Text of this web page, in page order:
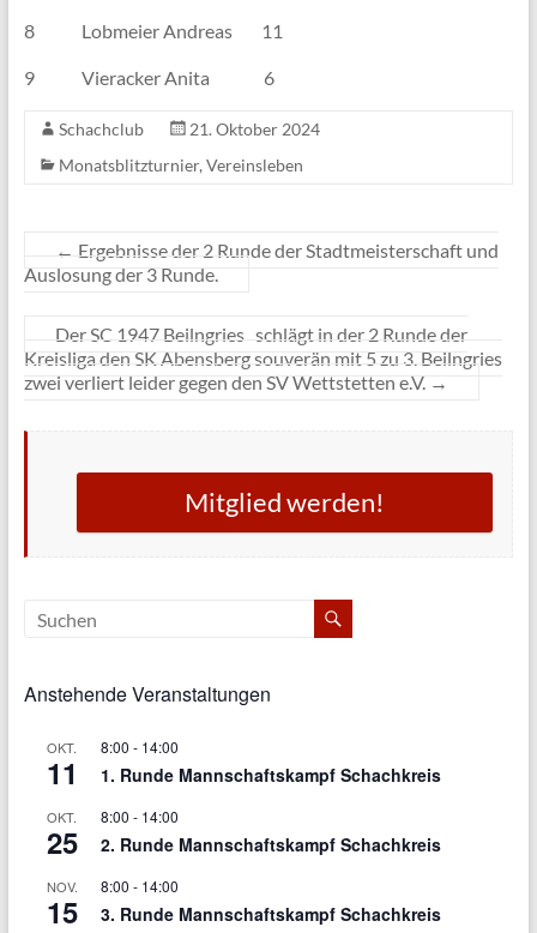
8 Lobmeier Andreas 11
9 Vieracker Anita 6
Schachclub
21. Oktober 2024
Monatsblitzturnier, Vereinsleben
← Ergebnisse der 2 Runde der Stadtmeisterschaft und
Auslosung der 3 Runde.
Der SC 1947 Beilngries schlägt in der 2 Runde der
Kreisliga den SK Abensberg souverän mit 5 zu 3. Beilngries
zwei verliert leider gegen den SV Wettstetten e.V. →
Mitglied werden!
Anstehende Veranstaltungen
OKT.
11
8:00 - 14:00
1. Runde Mannschaftskampf Schachkreis
OKT.
25
8:00 - 14:00
2. Runde Mannschaftskampf Schachkreis
NOV.
15
8:00 - 14:00
3. Runde Mannschaftskampf Schachkreis